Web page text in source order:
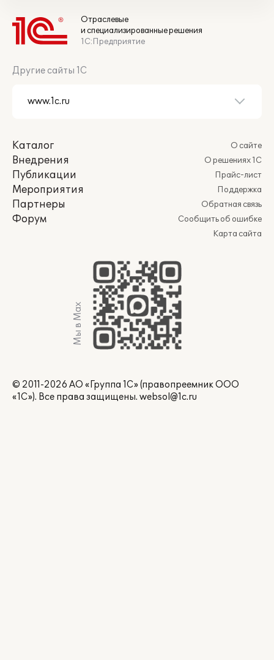
Отраслевые
и специализированные решения
1С:Предприятие
Другие сайты 1С
Каталог
Внедрения
Публикации
Мероприятия
Партнеры
Форум
О сайте
О решениях 1С
Прайс-лист
Поддержка
Обратная связь
Сообщить об ошибке
Карта сайта
Мы в Max
© 2011-2026 АО «Группа 1С» (правопреемник ООО
«1С»). Все права защищены. websol@1c.ru